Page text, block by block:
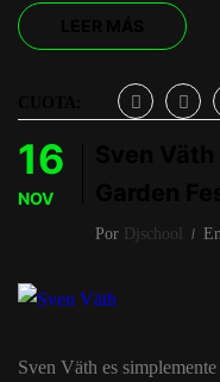
16
NOV
Por Djschool En
Sven Väth es